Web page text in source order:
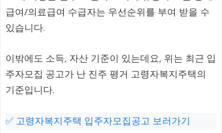
급여/의료급여 수급자는 우선순위를 부여 받을 수
있습니다.
이밖에도 소득, 자산 기준이 있는데요, 위는 최근 입
주자모집 공고가 난 진주 평거 고령자복지주택의
기준입니다.
✅ 고령자복지주택 입주자모집공고 보러가기